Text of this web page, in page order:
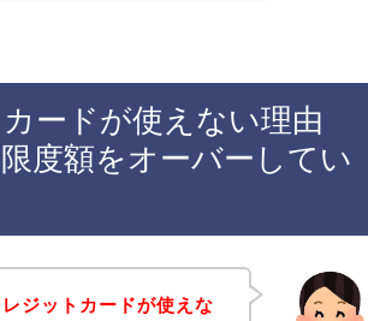
ードが使えない理由
度額をオーバーしてい
ジットカードが使えな